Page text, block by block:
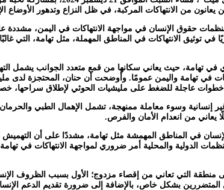
من الانتهاكات المركبة، في ظل النزاع وتدهور الأوضاع
حقوق الإنسان في مواجهة الانتهاكات في اليمن، مشددة
توثيق الانتهاكات في المناطق المهملة، مثل تهامة، التي
تهامة، حيث يعاني سكانها من قمع متعدد الجوانب يشمل
في تهامة واليمن عمومًا. وأوضحت أن حنان، المحتجزة
خطوات عاجلة للضغط على مليشيات الحوثي لإطلاق
إنسانية وسوء معاملة ممنهجة، تشمل الإهمال الطبي
يعاني من انعدام الأمان والفرص.
في المناطق المهمشة مثل تهامة، مشددًا على أن
الدولية والمحلية أمر ضروري لمواجهة الانتهاكات في
التي تعاني من إقصاء مزدوج؛ الأول بسبب الظروف
بشكل خاص، بالإضافة إلى ضرورة تقديم الدعم